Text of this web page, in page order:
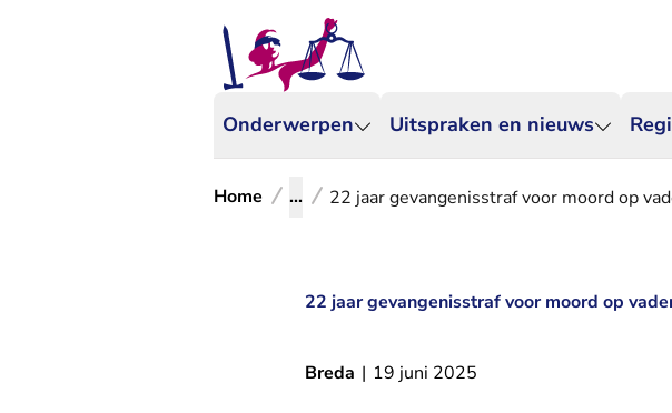
Onderwerpen Uitspraken en nieuws
Home ... 22 jaar gevangenisstraf voor moord op
22 jaar gevangenisstraf voor moord op
Breda | 19 juni 2025